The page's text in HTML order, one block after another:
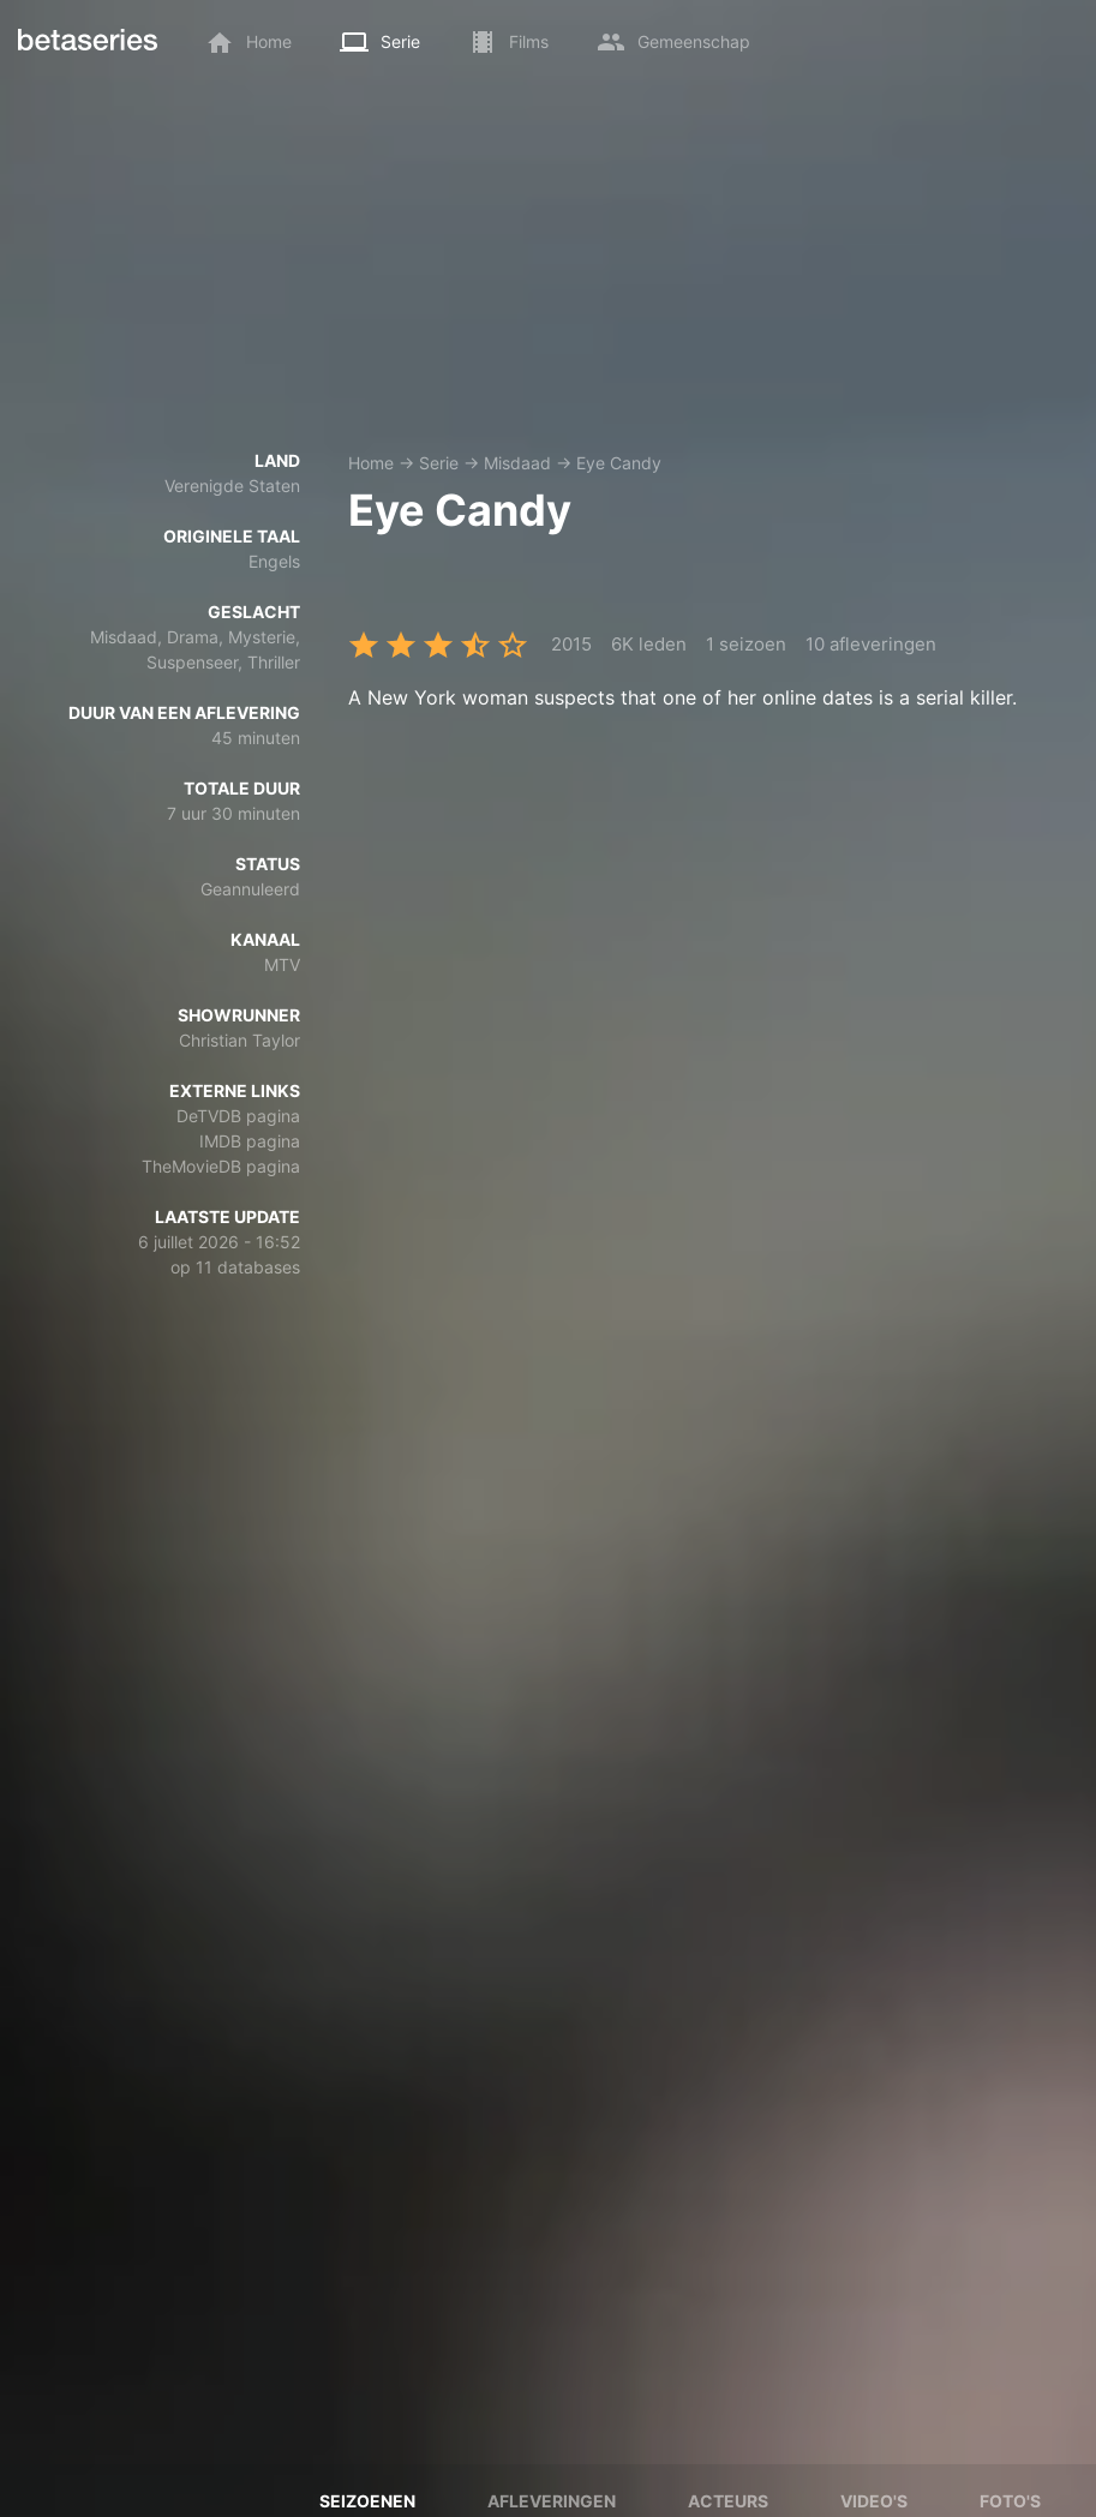
Home Serie Films Gemeenschap
LAND
Verenigde Staten
ORIGINELE TAAL
Engels
GESLACHT
Misdaad, Drama, Mysterie,
Suspenseer, Thriller
DUUR VAN EEN AFLEVERING
45 minuten
TOTALE DUUR
7 uur 30 minuten
STATUS
Geannuleerd
KANAAL
MTV
SHOWRUNNER
Christian Taylor
EXTERNE LINKS
DeTVDB pagina
IMDB pagina
TheMovieDB pagina
LAATSTE UPDATE
6 juillet 2026 - 16:52
op 11 databases
Home → Serie → Misdaad → Eye Candy
Eye Candy
2015 6K leden 1 seizoen 10 afleveringen
A New York woman suspects that one of her online dates is a serial killer.
SEIZOENEN AFLEVERINGEN ACTEURS VIDEO'S FOTO'S